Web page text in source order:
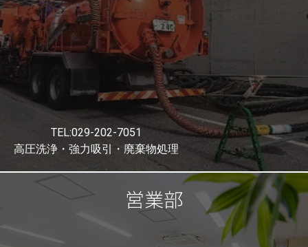
TEL:029-202-7051
高圧洗浄・強力吸引・廃棄物処理
営業部